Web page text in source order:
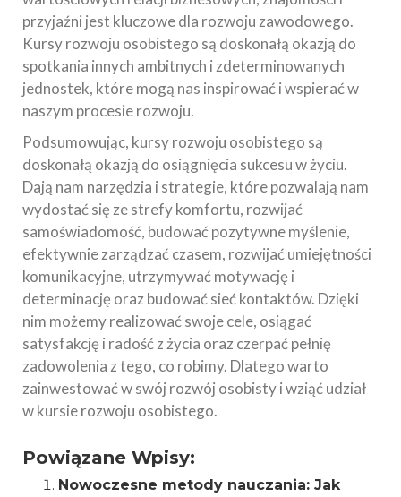
przyjaźni jest kluczowe dla rozwoju zawodowego.
Kursy rozwoju osobistego są doskonałą okazją do
spotkania innych ambitnych i zdeterminowanych
jednostek, które mogą nas inspirować i wspierać w
naszym procesie rozwoju.
Podsumowując, kursy rozwoju osobistego są
doskonałą okazją do osiągnięcia sukcesu w życiu.
Dają nam narzędzia i strategie, które pozwalają nam
wydostać się ze strefy komfortu, rozwijać
samoświadomość, budować pozytywne myślenie,
efektywnie zarządzać czasem, rozwijać umiejętności
komunikacyjne, utrzymywać motywację i
determinację oraz budować sieć kontaktów. Dzięki
nim możemy realizować swoje cele, osiągać
satysfakcję i radość z życia oraz czerpać pełnię
zadowolenia z tego, co robimy. Dlatego warto
zainwestować w swój rozwój osobisty i wziąć udział
w kursie rozwoju osobistego.
Powiązane Wpisy:
Nowoczesne metody nauczania: Jak